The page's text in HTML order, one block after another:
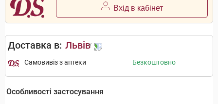
Вхід в кабінет
Доставка в: Львів
Самовивіз з аптеки Безкоштовно
Особливості застосування